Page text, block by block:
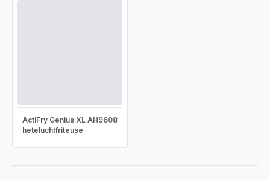
ActiFry Genius XL AH9608
heteluchtfriteuse